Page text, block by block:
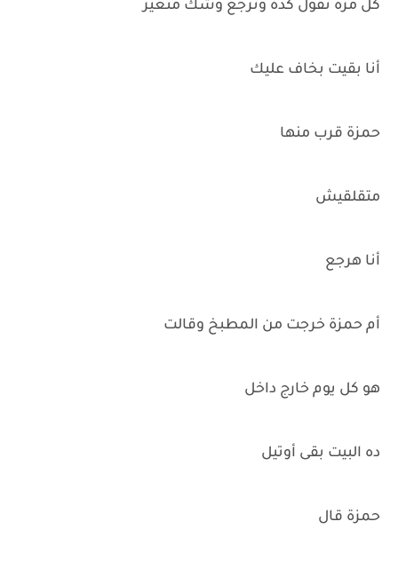
كل مرة تقول كده وترجع وشك متغير
أنا بقيت بخاف عليك
حمزة قرب منها
متقلقيش
أنا هرجع
أم حمزة خرجت من المطبخ وقالت
هو كل يوم خارج داخل
ده البيت بقى أوتيل
حمزة قال